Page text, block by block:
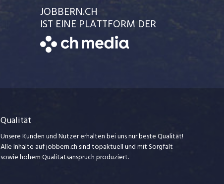
JOBBERN.CH
IST EINE PLATTFORM DER
Qualität
Unsere Kunden und Nutzer erhalten bei uns nur beste Qualität!
Alle Inhalte auf jobbern.ch sind topaktuell und mit Sorgfalt
sowie hohem Qualitätsanspruch produziert.